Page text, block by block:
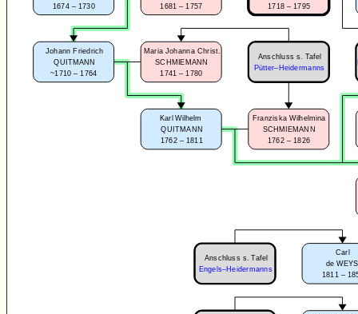
1718 – 1795
Carl
de WEYS
1811 –
1681 – 1757
1674 – 1730
Maria Johanna Christ.
SCHMIEMANN
1741 – 1780
Johann Friedrich
QUITMANN
~1710 – 1764
Karl Wilhelm
QUITMANN
1762 – 1811
Franziska Wilhelmina
SCHMIEMANN
1762 – 1826
Anschluss s. Tafel
Engels–Heidermanns
Anschluss s. Tafel
Pütter–Heidermanns